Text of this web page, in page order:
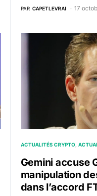
PAR CAPETLEVRAI 17
de 600 millions de
Gemini accuse
ACTUALITÉS CRYPTO
Gemini accuse
manipulation
dans l’accord